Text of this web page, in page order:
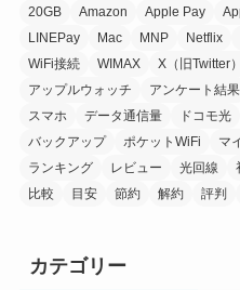
20GB Amazon Apple Pay
LINEPay
Mac MNP Netflix
WiFi接続
WIMAX X（旧Twitter）
アップルウォッチ
アンケート結果
スマホ
データ通信量 ドコモ光
バックアップ
ポケットWiFi マ
ランキング
レビュー 光回線
比較
目安 節約 解約 評判
カテゴリー